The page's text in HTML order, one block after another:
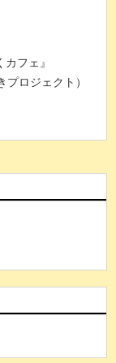
フェ』
プロジェクト）